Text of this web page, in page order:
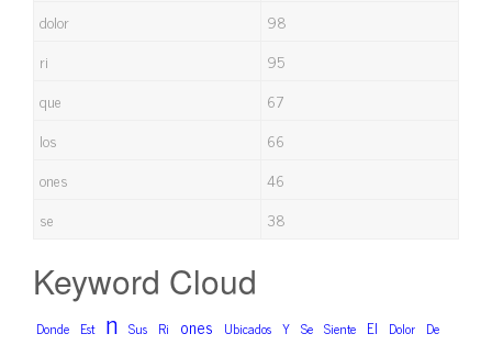
dolor
98
ri
95
que
67
los
66
ones
46
se
38
Keyword Cloud
Donde Est n Sus Ri ones Ubicados Y Se Siente El Dolor De